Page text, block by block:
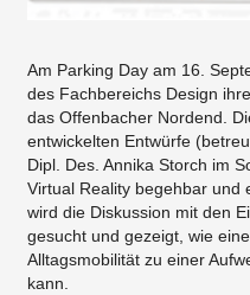
Am Parking Day am 16.
des Fachbereichs Design
das Offenbacher Nordend.
entwickelten Entwürfe
Dipl. Des. Annika Storch im
Virtual Reality begehbar und
wird die Diskussion mit den
gesucht und gezeigt, wie
Alltagsmobilität zu einer
kann.